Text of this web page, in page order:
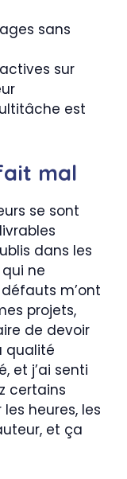
sans
sur
est
mal
se sont
dans les
ne
m’ont
projets,
de devoir
qualité
et j’ai senti
certains
heures, les
et ça